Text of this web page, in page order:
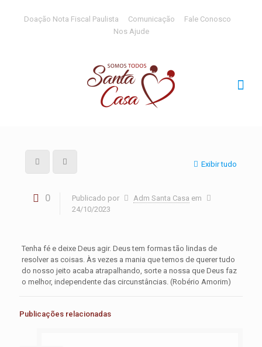
Doação Nota Fiscal Paulista Comunicação
Fale Conosco
Nos Ajude
Exibir tudo
0 Publicado por Adm Santa Casa em
24/10/2023
Tenha fé e deixe Deus agir. Deus tem formas tão lindas de
resolver as coisas. Às vezes a mania que temos de querer tudo
do nosso jeito acaba atrapalhando, sorte a nossa que Deus faz
o melhor, independente das circunstâncias. (Robério Amorim)
Publicações relacionadas